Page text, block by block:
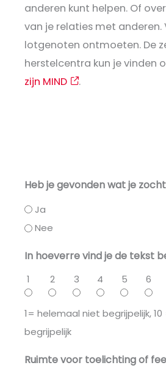
anderen kunt helpen. Of
van je relaties met anderen.
lotgenoten ontmoeten. De
herstelcentra kun je vinden
zijn MIND
.
Heb je gevonden wat je
Ja
Nee
In hoeverre vind je de tekst
1 2 3 4 5 6
1= helemaal niet begrijpelijk,
begrijpelijk
Ruimte voor toelichting of